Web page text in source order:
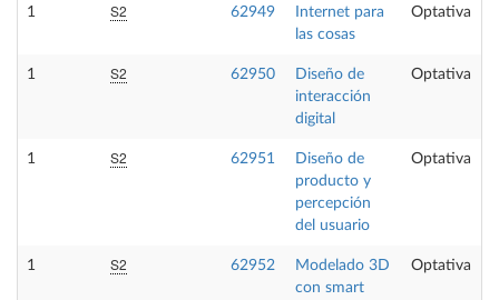
1 S2 62949
Internet para
las cosas
Optativa
1 S2 62950
Diseño de
interacción
digital
Optativa
1 S2 62951
Diseño de
producto y
percepción
del usuario
Optativa
1 S2 62952
Modelado 3D
con smart
Optativa